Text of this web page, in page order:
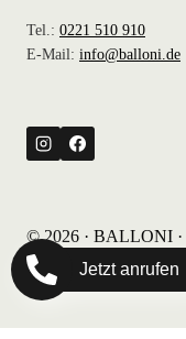
Tel.: 0221 510 910
E-Mail: info@balloni.de
© 2026 · BALLONI ·
Jetzt anrufen